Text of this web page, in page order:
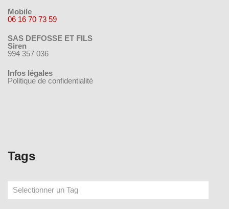
Mobile
06 16 70 73 59
SAS DEFOSSE ET FILS
Siren
994 357 036
Infos légales
Politique de confidentialité
Tags